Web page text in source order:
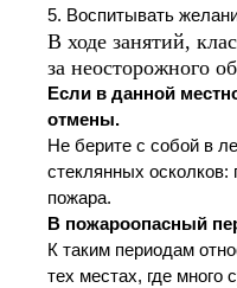
5. Воспитывать
В ходе занятий,
за неосторожного
Если в данной
отмены.
Не берите с собой в
стеклянных осколков:
пожара.
В пожароопасный
К таким периодам
тех местах, где много